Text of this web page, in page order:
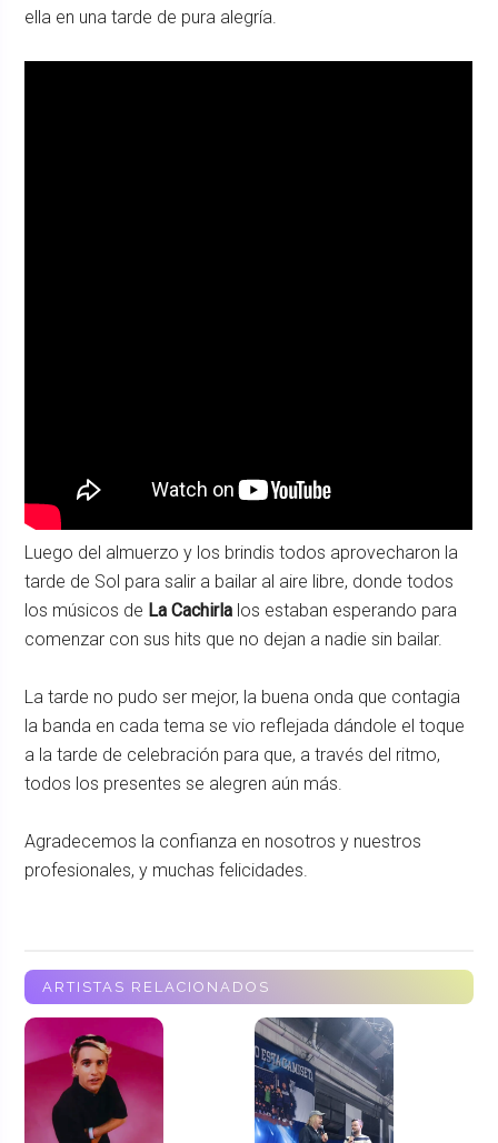
ella en una tarde de pura alegría.
Luego del almuerzo y los brindis todos aprovecharon la
tarde de Sol para salir a bailar al aire libre, donde todos
los músicos de La Cachirla los estaban esperando para
comenzar con sus hits que no dejan a nadie sin bailar.
La tarde no pudo ser mejor, la buena onda que contagia
la banda en cada tema se vio reflejada dándole el toque
a la tarde de celebración para que, a través del ritmo,
todos los presentes se alegren aún más.
Agradecemos la confianza en nosotros y nuestros
profesionales, y muchas felicidades.
ARTISTAS RELACIONADOS